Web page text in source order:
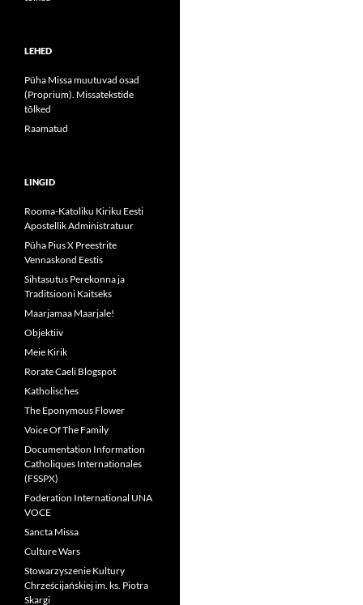
LEHED
Püha Missa muutuvad osad
(Proprium). Missatekstide
tõlked
Raamatud
LINGID
Rooma-Katoliku Kiriku Eesti
Apostellik Administratuur
Püha Pius X Preestrite
Vennaskond Eestis
Sihtasutus Perekonna ja
Traditsiooni Kaitseks
Maarjamaa Maarjale!
Objektiiv
Meie Kirik
Rorate Caeli Blogspot
Katholisches
The Eponymous Flower
Voice Of The Family
Documentation Information
Catholiques Internationales
(FSSPX)
Foderation International UNA
VOCE
Sancta Missa
Culture Wars
Stowarzyszenie Kultury
Chrześcijańskiej im. ks. Piotra
Skargi